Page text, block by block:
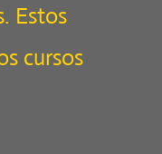
Estos
cursos